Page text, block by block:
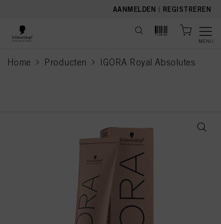
AANMELDEN | REGISTREREN
MENU
Home Producten IGORA Royal Absolutes
current page